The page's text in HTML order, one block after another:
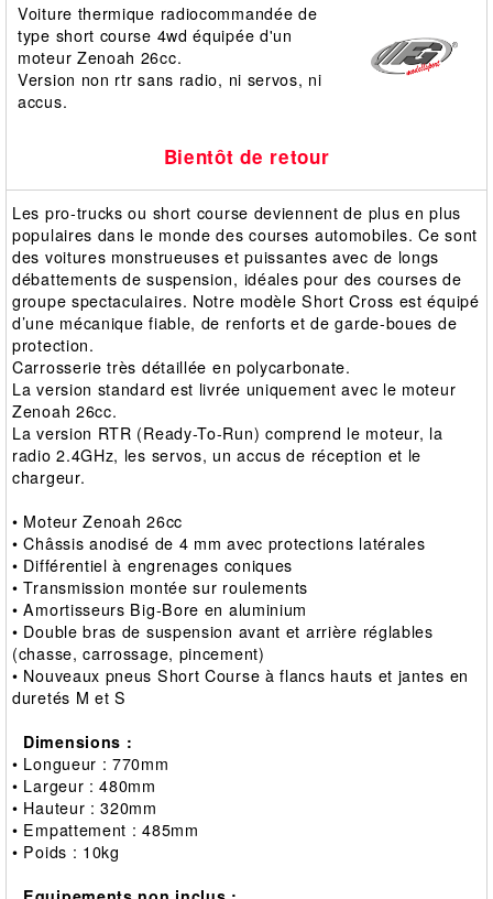
Voiture thermique radiocommandée de
type short course 4wd équipée d'un
moteur Zenoah 26cc.
Version non rtr sans radio, ni servos, ni
accus.
Bientôt de retour
Les pro-trucks ou short course deviennent de plus en plus
populaires dans le monde des courses automobiles. Ce sont
des voitures monstrueuses et puissantes avec de longs
débattements de suspension, idéales pour des courses de
groupe spectaculaires. Notre modèle Short Cross est équipé
d’une mécanique fiable, de renforts et de garde-boues de
protection.
Carrosserie très détaillée en polycarbonate.
La version standard est livrée uniquement avec le moteur
Zenoah 26cc.
La version RTR (Ready-To-Run) comprend le moteur, la
radio 2.4GHz, les servos, un accus de réception et le
chargeur.
• Moteur Zenoah 26cc
• Châssis anodisé de 4 mm avec protections latérales
• Différentiel à engrenages coniques
• Transmission montée sur roulements
• Amortisseurs Big-Bore en aluminium
• Double bras de suspension avant et arrière réglables
(chasse, carrossage, pincement)
• Nouveaux pneus Short Course à flancs hauts et jantes en
duretés M et S
Dimensions :
• Longueur : 770mm
• Largeur : 480mm
• Hauteur : 320mm
• Empattement : 485mm
• Poids : 10kg